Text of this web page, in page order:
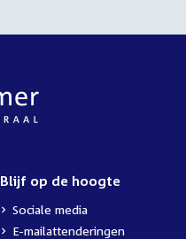
Blijf op de hoogte
Sociale media
E-mailattenderingen